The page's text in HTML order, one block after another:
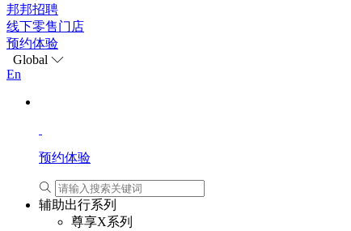
邦邦招聘
线下零售门店
预约体验
Global
En
预约体验
辅助出行系列
尊享X系列